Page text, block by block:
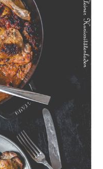
Paprikakraut und kleinen